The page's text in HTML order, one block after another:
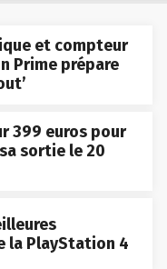
et compteur
Prime prépare
399 euros pour
sortie le 20
la PlayStation 4